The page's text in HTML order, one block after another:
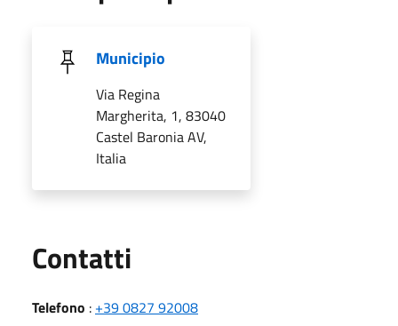
Municipio
Via Regina
Margherita, 1, 83040
Castel Baronia AV,
Italia
Contatti
Telefono : +39 0827 92008